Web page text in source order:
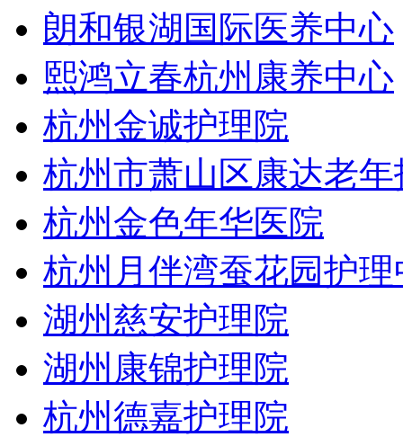
朗和银湖国际医养中心
熙鸿立春杭州康养中心
杭州金诚护理院
杭州市萧山区康达老
杭州金色年华医院
杭州月伴湾蚕花园护理
湖州慈安护理院
湖州康锦护理院
杭州德嘉护理院